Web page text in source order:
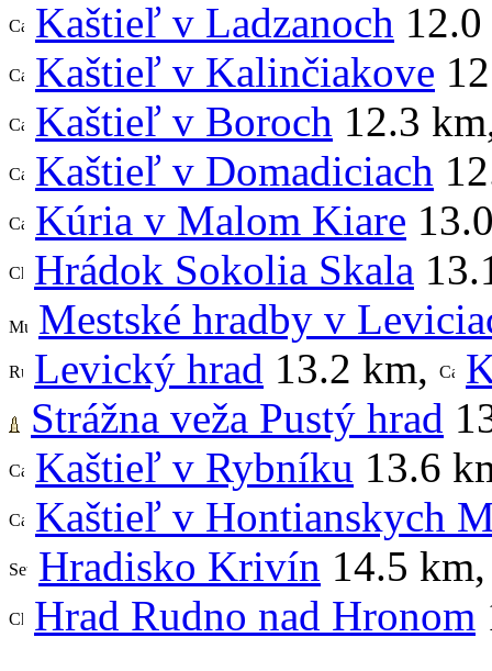
Kaštieľ v Ladzanoch
Kaštieľ v Kalinčiakove
Kaštieľ v Boroch 12.3 km
Kaštieľ v Domadiciach
Kúria v Malom Kiare
Hrádok Sokolia Skala
Mestské hradby v
Levický hrad 13.2 km,
Strážna veža Pustý hrad
Kaštieľ v Rybníku 13.6
Kaštieľ v Hontianskych
Hradisko Krivín 14.5 km
Hrad Rudno nad Hronom